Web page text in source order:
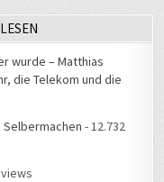
wurde – Matthias
die Telekom und die
Selbermachen - 12.732